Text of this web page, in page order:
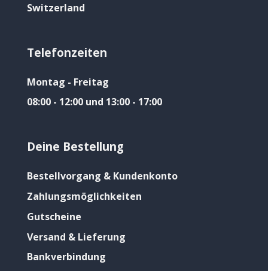
Switzerland
Telefonzeiten
Montag - Freitag
08:00 - 12:00 und 13:00 - 17:00
Deine Bestellung
Bestellvorgang & Kundenkonto
Zahlungsmöglichkeiten
Gutscheine
Versand & Lieferung
Bankverbindung